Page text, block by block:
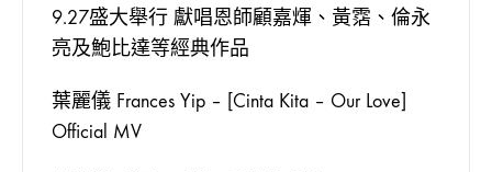
9.27盛大舉行 獻唱恩師顧嘉煇、黃霑、倫永
亮及鮑比達等經典作品
葉麗儀 Frances Yip – [Cinta Kita – Our Love]
Official MV